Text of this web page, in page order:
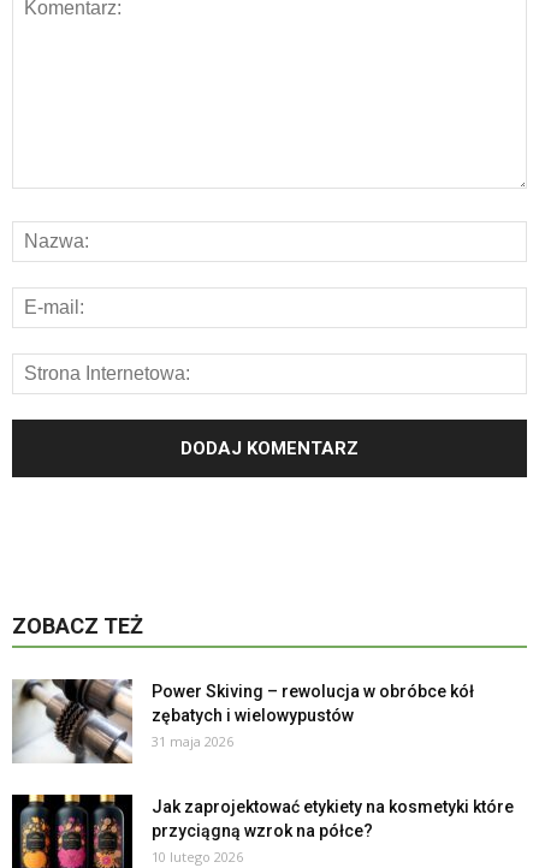
ZOBACZ TEŻ
Power Skiving – rewolucja w obróbce kół
zębatych i wielowypustów
31 maja 2026
Jak zaprojektować etykiety na kosmetyki które
przyciągną wzrok na półce?
10 lutego 2026